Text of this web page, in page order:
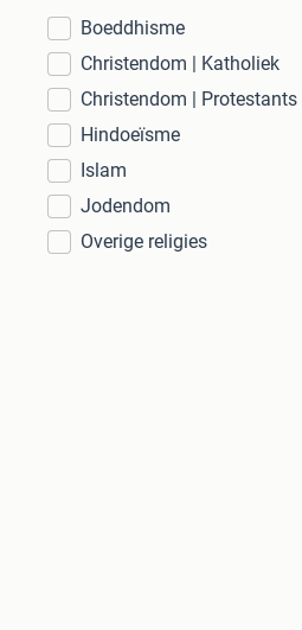
Boeddhisme
Christendom | Katholiek
Christendom | Protestants
Hindoeïsme
Islam
Jodendom
Overige religies